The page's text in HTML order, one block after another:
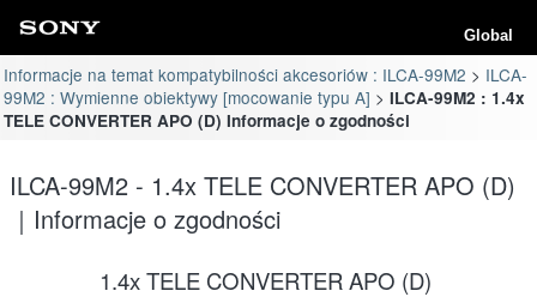
Global
Informacje na temat kompatybilności akcesoriów : ILCA-99M2
ILCA-
99M2 : Wymienne obiektywy [mocowanie typu A]
ILCA-99M2 : 1.4x
TELE CONVERTER APO (D) Informacje o zgodności
ILCA-99M2 - 1.4x TELE CONVERTER APO (D)
｜Informacje o zgodności
1.4x TELE CONVERTER APO (D)